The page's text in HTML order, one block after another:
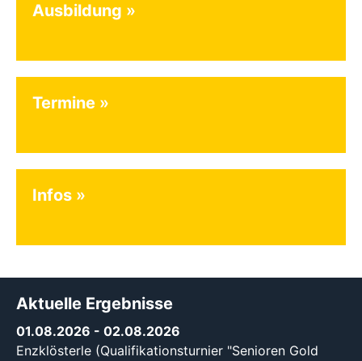
Ausbildung
Termine
Infos
Aktuelle Ergebnisse
01.08.2026 - 02.08.2026
Enzklösterle (Qualifikationsturnier "Senioren Gold